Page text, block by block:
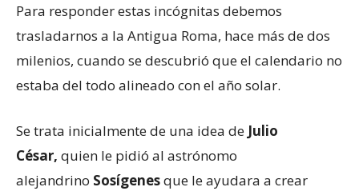
Para responder estas incógnitas debemos
trasladarnos a la Antigua Roma, hace más de dos
milenios, cuando se descubrió que el calendario no
estaba del todo alineado con el año solar.
Se trata inicialmente de una idea de Julio
César, quien le pidió al astrónomo
alejandrino Sosígenesque le ayudara a crear